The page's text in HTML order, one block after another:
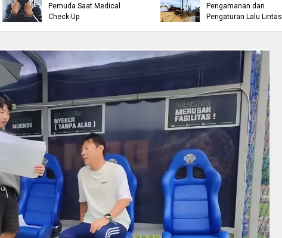
Pemuda Saat Medical
Check-Up
Pengamanan dan
Pengaturan Lalu Lintas